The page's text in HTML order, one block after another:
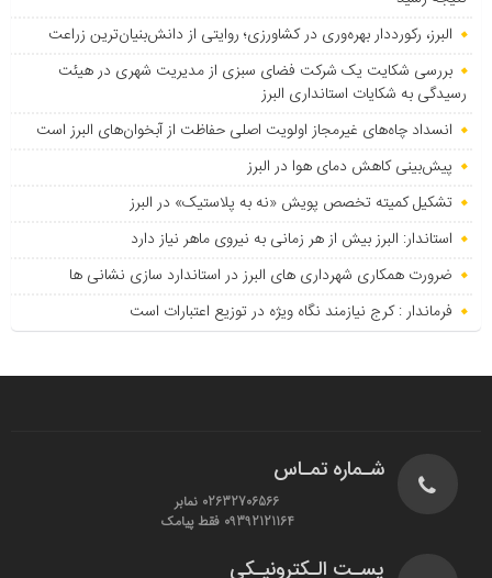
البرز، رکورددار بهره‌وری در کشاورزی؛ روایتی از دانش‌بنیان‌ترین زراعت
بررسی شکایت یک شرکت فضای سبزی از مدیریت شهری در هیئت
رسیدگی به شکایات استانداری البرز
انسداد چاه‌های غیرمجاز اولویت اصلی حفاظت از آبخوان‌های البرز است
پیش‌بینی کاهش دمای هوا در البرز
تشکیل کمیته تخصص پویش «نه به پلاستیک» در البرز
استاندار: البرز بیش از هر زمانی به نیروی ماهر نیاز دارد
ضرورت همکاری شهرداری های البرز در استاندارد سازی نشانی ها
فرماندار : کرج نیازمند نگاه ویژه در توزیع اعتبارات است
شـماره تمـاس
02632706566 نمابر
09392121164 فقط پیامک
پسـت الـکترونیـکی